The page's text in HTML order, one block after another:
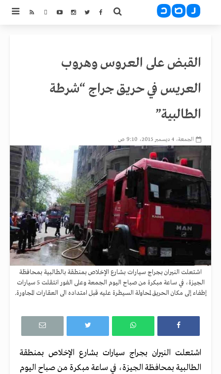
القبض على العروس وهروب
العريس في حريق جراج “شرطة
الطالبية”
الجمعة، 4 ديسمبر 2015، 9:10 ص
اشتعلت النيران بجراج سيارات بشارع الإخلاص بمنطقة بالطالبية بمحافظة
الجيزة، في ساعة مبكرة من صباح اليوم الجمعة وعلى الفور انتقلت 5 سيارات
إطفاء إلى مكان الحريق لمحاولة السيطرة عليه قبل امتداده الى العقارات المجاورة.
اشتعلت النيران بجراج سيارات بشارع الإخلاص بمنطقة
الطالبية بمحافظة الجيزة، في ساعة مبكرة من صباح اليوم